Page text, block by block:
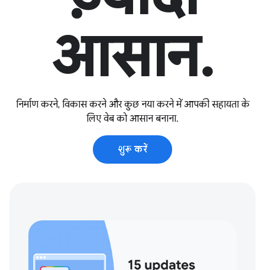
आसान.
निर्माण करने, विकास करने और कुछ नया करने में आपकी सहायता के
लिए वेब को आसान बनाना.
शुरू करें